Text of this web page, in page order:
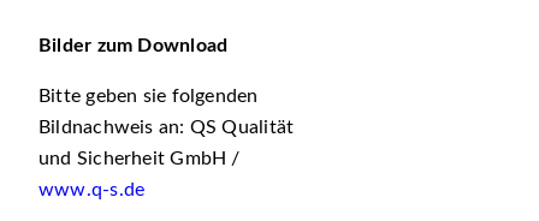
Bilder zum Download
Bitte geben sie folgenden
Bildnachweis an: QS Qualität
und Sicherheit GmbH /
www.q-s.de